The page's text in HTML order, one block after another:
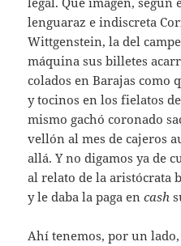
lenguaraz e indiscreta
Wittgenstein, la del
máquina sus billetes
colados en Barajas como
y tocinos en los fielatos
mismo gachó coronado
vellón al mes de cajeros
allá. Y no digamos ya de
al relato de la aristócrata
y le daba la paga encash
Ahí tenemos, por un